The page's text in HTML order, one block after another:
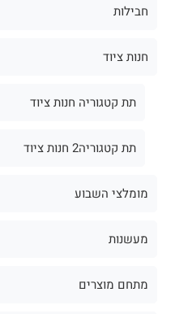
חבילות
חנות ציוד
תת קטגוריה חנות ציוד
תת קטגוריה2 חנות ציוד
מומלצי השבוע
מעשנות
מתחם מוצרים